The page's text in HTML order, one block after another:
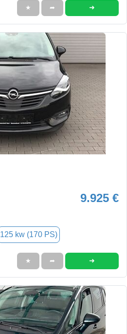
★ ➦ ➜
9.925 €
125 kw (170 PS)
★ ➦ ➜